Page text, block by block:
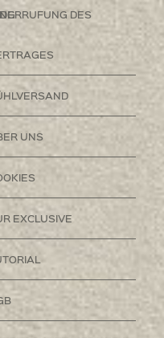
DES
UNS
EXCLUSIVE